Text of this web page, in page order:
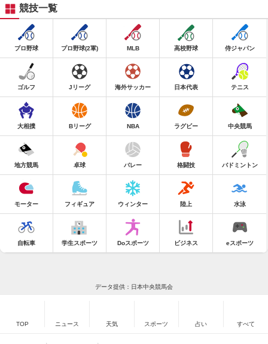
競技一覧
プロ野球 プロ野球(2軍) MLB 高校野球 侍ジャパン
ゴルフ Jリーグ 海外サッカー 日本代表 テニス
大相撲 Bリーグ NBA ラグビー 中央競馬
地方競馬 卓球 バレー 格闘技 バドミントン
モーター フィギュア ウィンター 陸上 水泳
自転車 学生スポーツ Doスポーツ ビジネス eスポーツ
データ提供：日本中央競馬会
TOP ニュース 天気 スポーツ 占い すべて